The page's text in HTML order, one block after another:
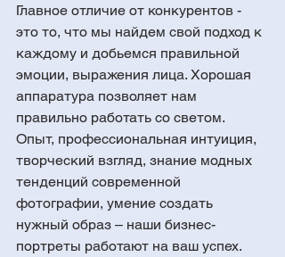
Главное отличие от конкурентов -
это то, что мы найдем свой подход к
каждому и добьемся правильной
эмоции, выражения лица. Хорошая
аппаратура позволяет нам
правильно работать со светом.
Опыт, профессиональная интуиция,
творческий взгляд, знание модных
тенденций современной
фотографии, умение создать
нужный образ – наши бизнес-
портреты работают на ваш успех.